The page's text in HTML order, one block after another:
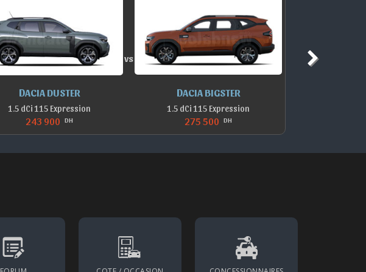
DACIA DUSTER
1.5 dCi 115 Expression
243 900 DH
vs
DACIA BIGSTER
1.5 dCi 115 Expression
275 500 DH